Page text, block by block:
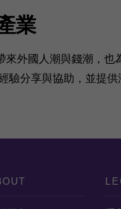
業
外國人潮與錢潮，
驗分享與協助，並提